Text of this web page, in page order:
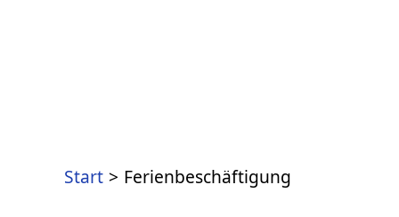
Start Ferienbeschäftigung